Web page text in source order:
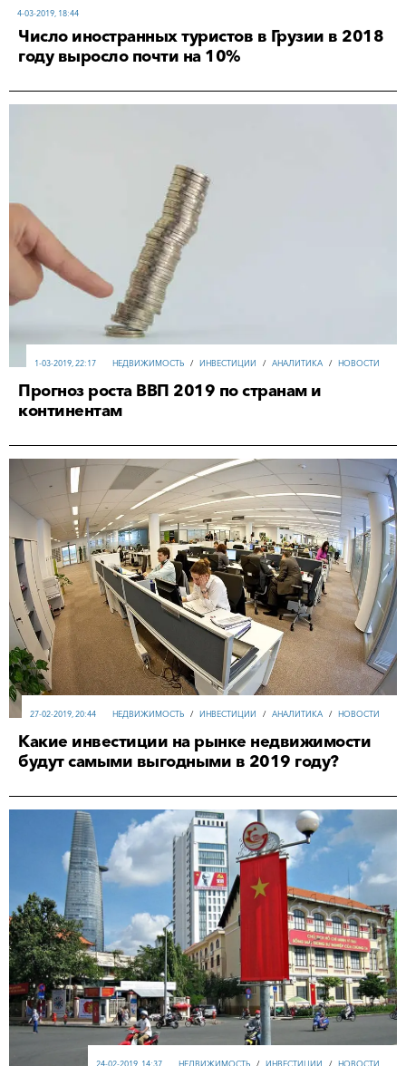
4-03-2019, 18:44
Число иностранных туристов в Грузии в 2018
году выросло почти на 10%
НЕДВИЖИМОСТЬ / ИНВЕСТИЦИИ / АНАЛИТИКА / НОВОСТИ
1-03-2019, 22:17
Прогноз роста ВВП 2019 по странам и
континентам
НЕДВИЖИМОСТЬ / ИНВЕСТИЦИИ / АНАЛИТИКА / НОВОСТИ
27-02-2019, 20:44
Какие инвестиции на рынке недвижимости
будут самыми выгодными в 2019 году?
НЕДВИЖИМОСТЬ / ИНВЕСТИЦИИ / НОВОСТИ
24-02-2019, 14:37